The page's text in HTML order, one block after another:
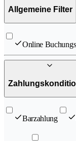
Allgemeine Filter
Online
Barzahlung